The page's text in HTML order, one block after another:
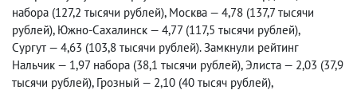
набора (127,2 тысячи рублей), Москва — 4,78 (137,7 тысячи
рублей), Южно-Сахалинск — 4,77 (117,5 тысячи рублей),
Сургут — 4,63 (103,8 тысячи рублей). Замкнули рейтинг
Нальчик — 1,97 набора (38,1 тысячи рублей), Элиста — 2,03 (37,9
тысячи рублей), Грозный — 2,10 (40 тысяч рублей),